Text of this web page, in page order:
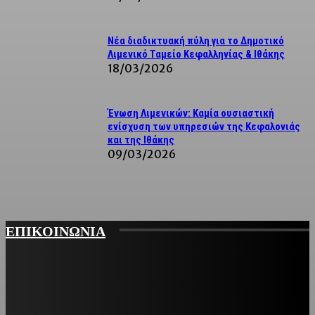
Νέα διαδικτυακή πύλη για το Δημοτικό
Λιμενικό Ταμείο Κεφαλληνίας & Ιθάκης
18/03/2026
Ένωση Λιμενικών: Καμία ουσιαστική
ενίσχυση των υπηρεσιών της Κεφαλονιάς
και της Ιθάκης
09/03/2026
ΕΠΙΚΟΙΝΩΝΙΑ